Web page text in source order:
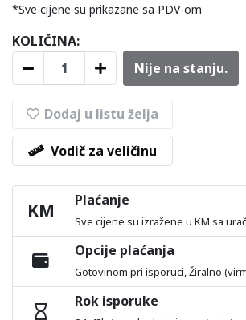
*Sve cijene su prikazane sa PDV-om
KOLIČINA:
Nije na stanju.
Dodaj u listu želja
Vodič za veličinu
KM Plaćanje
Sve cijene su izražene u KM sa
Opcije plaćanja
Gotovinom pri isporuci, Žiralno
Rok isporuke